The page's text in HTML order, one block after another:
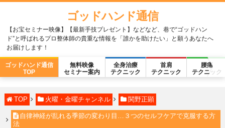
ゴッドハンド通信
【お宝セミナー映像】【最新手技プレゼント】などなど、巷で“ゴッドハン
ド”と呼ばれるプロ整体師の貴重な情報を「誰かを助けたい」と願うあなたへ
お届けします！
ゴッドハンド通信
TOP
無料映像
セミナー案内
全身治療
テクニック
首肩
テクニック
腰痛
テクニック
TOP 火曜・金曜チャンネル 関野正顕
自律神経が乱れる季節の変わり目…３つのセルフケアで克服する方
法